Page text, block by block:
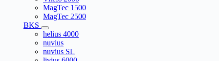
MagTec 1500
MagTec 2500
BKS
helius 4000
nuvius
nuvius SL